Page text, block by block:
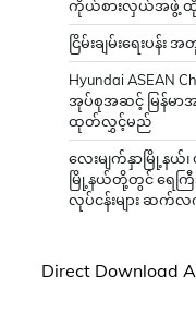
ကိုယ်စားလှယ်အဖွဲ့ ထိုင်
ငြိမ်းချမ်းရေးပန်း
Hyundai ASEAN
အုပ်စုအဆင့် မြန်မ
ထုတ်လွှင့်မည်
လေးမျက်နှာမြို့နယ်
မြို့နယ်တို့တွင် ရေကြီ
လုပ်ငန်းများ ဆက်
Direct Download